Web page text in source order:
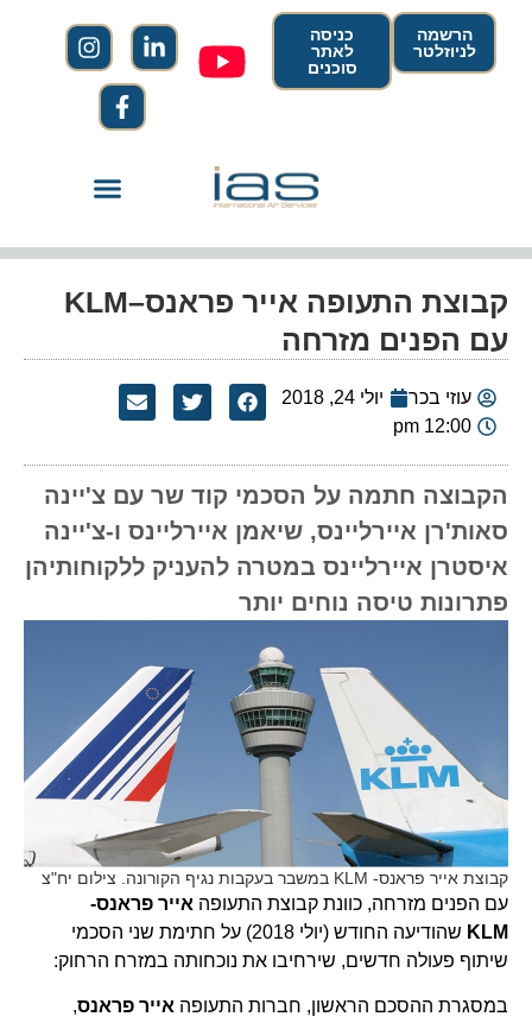
הרשמה
לניוזלטר
כניסה
לאתר
סוכנים
קבוצת התעופה אייר פראנס–KLM
עם הפנים מזרחה
עוזי בכר
יולי 24, 2018
12:00 pm
הקבוצה חתמה על הסכמי קוד שר עם צ'יינה
סאות'רן איירליינס, שיאמן איירליינס ו-צ'יינה
איסטרן איירליינס במטרה להעניק ללקוחותיהן
פתרונות טיסה נוחים יותר
קבוצת אייר פראנס- KLM במשבר בעקבות נגיף הקורונה. צילום יח"צ
עם הפנים מזרחה, כוונת קבוצת התעופהאייר פראנס-
KLM
שהודיעה החודש (יולי 2018) על חתימת שני הסכמי
שיתוף פעולה חדשים, שירחיבו את נוכחותה במזרח הרחוק:
במסגרת ההסכם הראשון, חברות התעופהאייר פראנס,